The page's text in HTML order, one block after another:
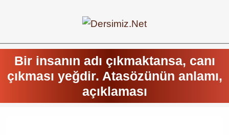
Bir insanın adı çıkmaktansa, canı
çıkması yeğdir. Atasözünün anlamı,
açıklaması